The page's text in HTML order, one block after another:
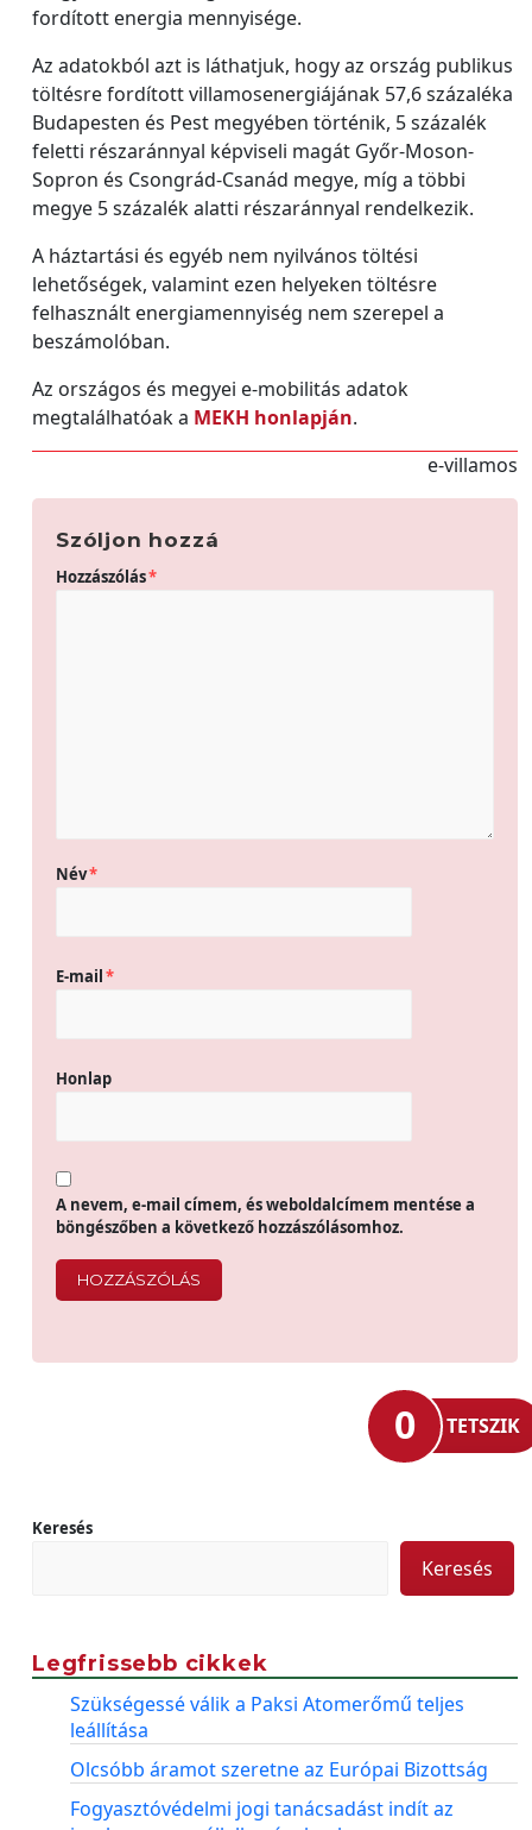
fordított energia mennyisége.
Az adatokból azt is láthatjuk, hogy az ország publikus
töltésre fordított villamosenergiájának 57,6 százaléka
Budapesten és Pest megyében történik, 5 százalék
feletti részaránnyal képviseli magát Győr-Moson-
Sopron és Csongrád-Csanád megye, míg a többi
megye 5 százalék alatti részaránnyal rendelkezik.
A háztartási és egyéb nem nyilvános töltési
lehetőségek, valamint ezen helyeken töltésre
felhasznált energiamennyiség nem szerepel a
beszámolóban.
Az országos és megyei e-mobilitás adatok
megtalálhatóak a MEKH honlapján.
e-villamos
Szóljon hozzá
Hozzászólás*
Név*
E-mail*
Honlap
A nevem, e-mail címem, és weboldalcímem mentése a
böngészőben a következő hozzászólásomhoz.
0 TETSZIK
Keresés
Keresés
Legfrissebb cikkek
Szükségessé válik a Paksi Atomerőmű teljes
leállítása
Olcsóbb áramot szeretne az Európai Bizottság
Fogyasztóvédelmi jogi tanácsadást indít az